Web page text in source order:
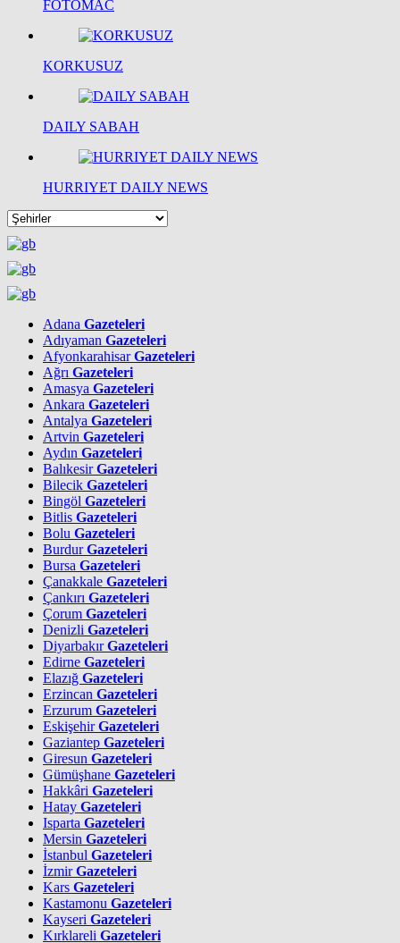
FOTOMAC
KORKUSUZ
DAILY SABAH
HURRIYET DAILY NEWS
Adana Gazeteleri
Adıyaman Gazeteleri
AfyonkarahisarGazeteleri
Ağrı Gazeteleri
Amasya Gazeteleri
Ankara Gazeteleri
Antalya Gazeteleri
Artvin Gazeteleri
Aydın Gazeteleri
BalıkesirGazeteleri
Bilecik Gazeteleri
Bingöl Gazeteleri
Bitlis Gazeteleri
Bolu Gazeteleri
BurdurGazeteleri
Bursa Gazeteleri
Çanakkale Gazeteleri
Çankırı Gazeteleri
Çorum Gazeteleri
Denizli Gazeteleri
DiyarbakırGazeteleri
Edirne Gazeteleri
Elazığ Gazeteleri
Erzincan Gazeteleri
Erzurum Gazeteleri
EskişehirGazeteleri
Gaziantep Gazeteleri
Giresun Gazeteleri
Gümüşhane Gazeteleri
Hakkâri Gazeteleri
Hatay Gazeteleri
Isparta Gazeteleri
Mersin Gazeteleri
İstanbul Gazeteleri
İzmirGazeteleri
Kars Gazeteleri
Kastamonu Gazeteleri
Kayseri Gazeteleri
Kırklareli Gazeteleri